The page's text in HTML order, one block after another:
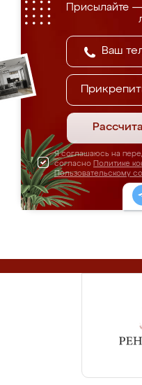
Присылайте
Я соглашаюсь на
согласно Политике
Пользовательскому